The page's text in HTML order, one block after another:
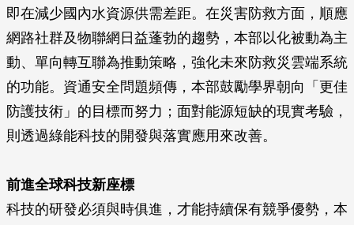
即在減少國內水資源供需差距。在災害防救方面，順應
網路社群及物聯網日益蓬勃的趨勢，本部以化被動為主
動、單向轉互聯為推動策略，強化未來防救災雲端系統
的功能。資通安全問題頻傳，本部鼓勵學界朝向「更佳
防護技術」的目標而努力；面對能源短缺的現實考驗，
則透過綠能科技的開發與落實應用來改善。
前進全球科技新座標
科技的研發必須與時俱進，才能持續保有競爭優勢，本